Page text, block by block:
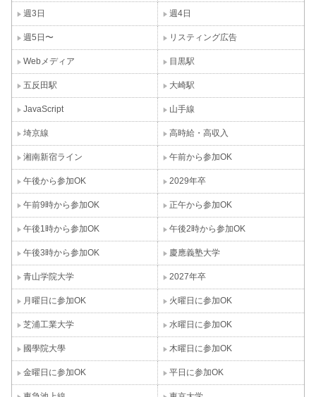
週3日 週4日
週5日〜 リスティング広告
Webメディア 目黒駅
五反田駅 大崎駅
JavaScript 山手線
埼京線 高時給・高収入
湘南新宿ライン 午前から参加OK
午後から参加OK 2029年卒
午前9時から参加OK 正午から参加OK
午後1時から参加OK 午後2時から参加OK
午後3時から参加OK 慶應義塾大学
青山学院大学 2027年卒
月曜日に参加OK 火曜日に参加OK
芝浦工業大学 水曜日に参加OK
國學院大學 木曜日に参加OK
金曜日に参加OK 平日に参加OK